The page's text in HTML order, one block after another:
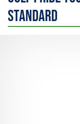
Standard